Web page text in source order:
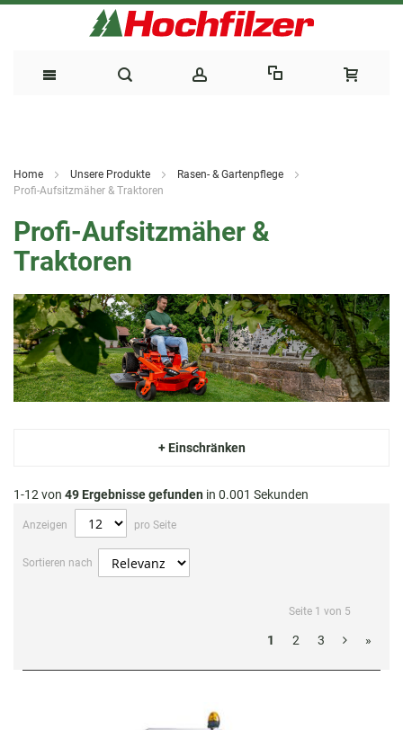
Inhalt
Home Unsere Produkte
Rasen- & Gartenpflege
Profi-Aufsitzmäher & Traktoren
Profi-Aufsitzmäher &
Traktoren
+ Einschränken
1-12 von 49 Ergebnisse gefunden in 0.001 Sekunden
Anzeigen pro Seite
Sortieren nach
Seite 1 von 5
1 2 3 »